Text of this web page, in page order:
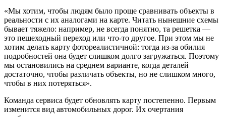
«Мы хотим, чтобы людям было проще сравнивать объекты в
реальности с их аналогами на карте. Читать нынешние схемы
бывает тяжело: например, не всегда понятно, та решетка —
это пешеходный переход или что-то другое. При этом мы не
хотим делать карту фотореалистичной: тогда из-за обилия
подробностей она будет слишком долго загружаться. Поэтому
мы остановились на среднем варианте, когда деталей
достаточно, чтобы различать объекты, но не слишком много,
чтобы в них потеряться».
Команда сервиса будет обновлять карту постепенно. Первым
изменится вид автомобильных дорог. Их очертания